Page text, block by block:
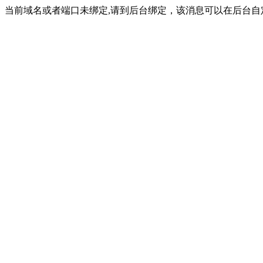
当前域名或者端口未绑定,请到后台绑定，该消息可以在后台自